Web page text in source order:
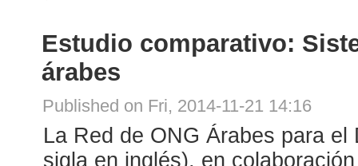
Estudio comparativo:
árabes
Published on Fri, 2014-11-21 14:16
La Red de ONG Árabes para
sigla en inglés), en